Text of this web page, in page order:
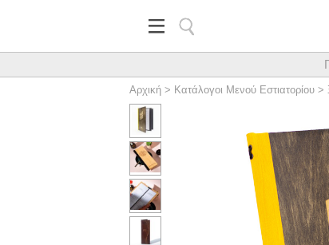
Κορυφαίος
Αρχική > Κατάλογοι Μενού Εστιατορίου >